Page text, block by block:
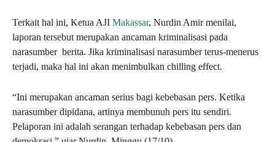
Terkait hal ini, Ketua AJI Makassar, Nurdin Amir menilai,
laporan tersebut merupakan ancaman kriminalisasi pada
narasumber berita. Jika kriminalisasi narasumber terus-menerus
terjadi, maka hal ini akan menimbulkan chilling effect.
“Ini merupakan ancaman serius bagi kebebasan pers. Ketika
narasumber dipidana, artinya membunuh pers itu sendiri.
Pelaporan ini adalah serangan terhadap kebebasan pers dan